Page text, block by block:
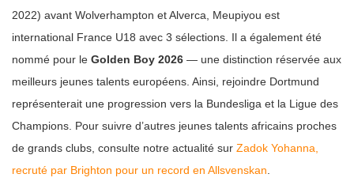
2022) avant Wolverhampton et Alverca, Meupiyou est
international France U18 avec 3 sélections. Il a également été
nommé pour le Golden Boy 2026 — une distinction réservée aux
meilleurs jeunes talents européens. Ainsi, rejoindre Dortmund
représenterait une progression vers la Bundesliga et la Ligue des
Champions. Pour suivre d’autres jeunes talents africains proches
de grands clubs, consulte notre actualité sur Zadok Yohanna,
recruté par Brighton pour un record en Allsvenskan